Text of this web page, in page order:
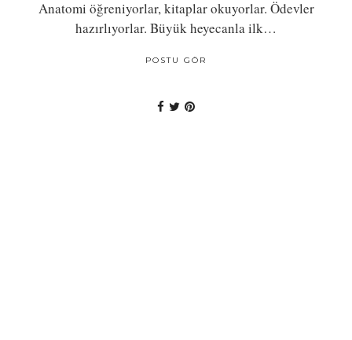
Anatomi öğreniyorlar, kitaplar okuyorlar. Ödevler
hazırlıyorlar. Büyük heyecanla ilk…
POSTU GÖR